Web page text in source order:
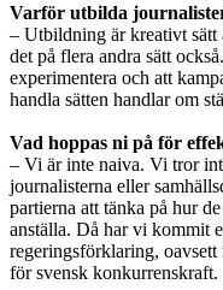
Varför utbilda
– Utbildning är kreativt sätt
det på flera andra sätt
experimentera och att
handla sätten handlar om
Vad hoppas ni på för
– Vi är inte naiva. Vi tror
journalisterna eller
partierna att tänka på hur
anställa. Då har vi kommit
regeringsförklaring,
för svensk konkurrenskraft.